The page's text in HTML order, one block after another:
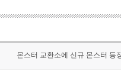
몬스터 교환소에 신규 몬스터 등